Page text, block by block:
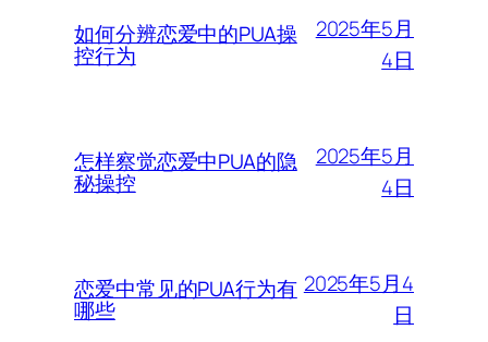
如何分辨恋爱中的PUA操
控行为
2025年5月
4日
怎样察觉恋爱中PUA的隐
秘操控
2025年5月
4日
恋爱中常见的PUA行为有
哪些
2025年5月4
日